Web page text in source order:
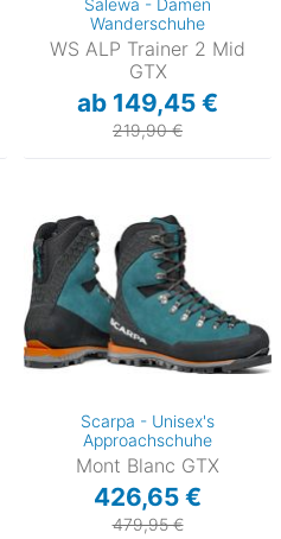
Salewa - Damen
Wanderschuhe
WS ALP Trainer 2 Mid
GTX
ab 149,45 €
219,90 €
Scarpa - Unisex's
Approachschuhe
Mont Blanc GTX
426,65 €
479,95 €